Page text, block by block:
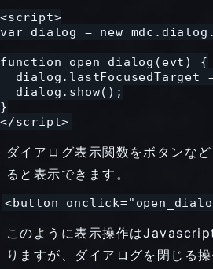
<script>
var dialog = new
function open_dialog(evt) {
dialog.lastFocusedTarget
  dialog.show();
}
ダイアログ表示関数をボタンな
ると表示できます。
このように表示操作は
りますが、ダイアログを閉じる